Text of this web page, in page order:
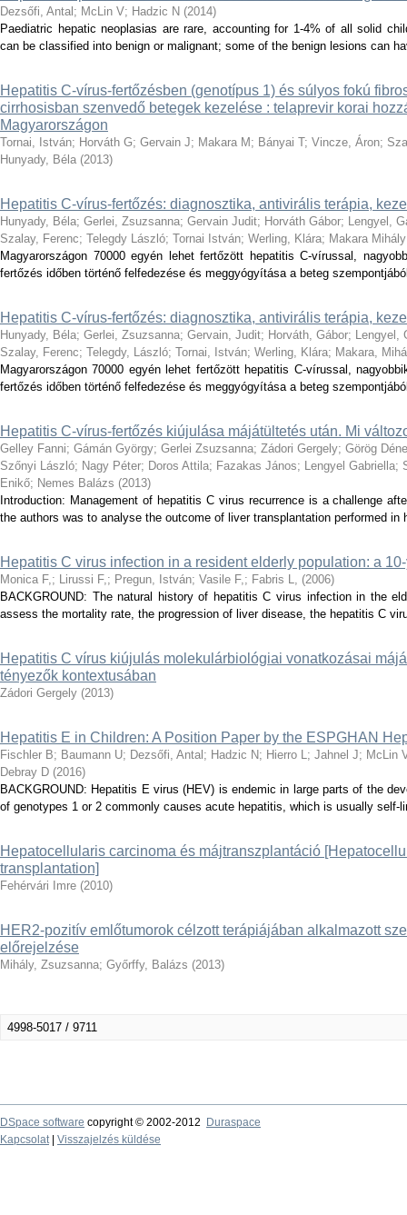
Dezsőfi, Antal ; McLin V; Hadzic N (2014)
Paediatric hepatic neoplasias are rare, accounting for 1-4% of all solid
can be classified into benign or malignant; some of the benign lesions can
Hepatitis C-vírus-fertőzésben (genotípus 1) és súlyos fokú
cirrhosisban szenvedő betegek kezelése : telaprevir korai
Magyarországon
Tornai, István; Horváth G; Gervain J; Makara M ; Bányai T; Vincze, Áron;
Hunyady, Béla (2013)
Hepatitis C-vírus-fertőzés: diagnosztika, antivirális terápia,
Hunyady, Béla; Gerlei, Zsuzsanna; Gervain Judit; Horváth Gábor; Lengyel,
Szalay, Ferenc; Telegdy László; Tornai István; Werling, Klára; Makara Mihály
Magyarországon 70000 egyén lehet fertőzött hepatitis C-vírussal,
fertőzés időben történő felfedezése és meggyógyítása a beteg
Hepatitis C-vírus-fertőzés: diagnosztika, antivirális terápia,
Hunyady, Béla; Gerlei, Zsuzsanna; Gervain, Judit; Horváth, Gábor; Lengyel,
Szalay, Ferenc; Telegdy, László; Tornai, István; Werling, Klára; Makara,
Magyarországon 70000 egyén lehet fertőzött hepatitis C-vírussal,
fertőzés időben történő felfedezése és meggyógyítása a beteg
Hepatitis C-vírus-fertőzés kiújulása májátültetés után. Mi
Gelley Fanni; Gámán György; Gerlei Zsuzsanna; Zádori Gergely; Görög
Szőnyi László; Nagy Péter; Doros Attila; Fazakas János; Lengyel Gabriella;
Enikő; Nemes Balázs (2013)
Introduction: Management of hepatitis C virus recurrence is a challenge
the authors was to analyse the outcome of liver transplantation performed
Hepatitis C virus infection in a resident elderly population: a
Monica F,; Lirussi F,; Pregun, István; Vasile F,; Fabris L, (2006)
BACKGROUND: The natural history of hepatitis C virus infection in the
assess the mortality rate, the progression of liver disease, the hepatitis C
Hepatitis C vírus kiújulás molekulárbiológiai vonatkozásai
tényezők kontextusában
Zádori Gergely (2013)
Hepatitis E in Children: A Position Paper by the ESPGHAN
Fischler B; Baumann U; Dezsőfi, Antal ; Hadzic N; Hierro L; Jahnel J; McLin
Debray D (2016)
BACKGROUND: Hepatitis E virus (HEV) is endemic in large parts of the
of genotypes 1 or 2 commonly causes acute hepatitis, which is usually self-
Hepatocellularis carcinoma és májtranszplantáció
transplantation]
Fehérvári Imre (2010)
HER2-pozitív emlőtumorok célzott terápiájában alkalmazott
előrejelzése
Mihály, Zsuzsanna; Győrffy, Balázs (2013)
4998-5017 / 9711
DSpace software copyright © 2002-2012
Duraspace
Kapcsolat| Visszajelzés küldése